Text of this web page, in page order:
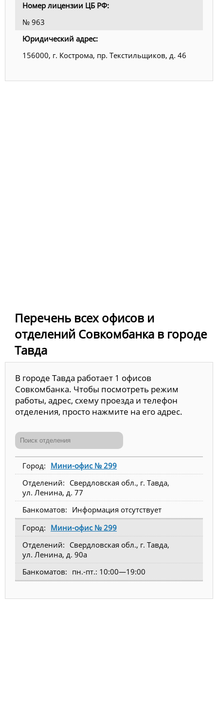
Номер лицензии ЦБ РФ:
№ 963
Юридический адрес:
156000, г. Кострома, пр. Текстильщиков, д. 46
Перечень всех офисов и
отделений Совкомбанка в городе
Тавда
В городе Тавда работает 1 офисов
Совкомбанка. Чтобы посмотреть режим
работы, адрес, схему проезда и телефон
отделения, просто нажмите на его адрес.
Мини-офис № 299
Свердловская обл., г. Тавда,
ул. Ленина, д. 77
Информация отсутствует
Мини-офис № 299
Свердловская обл., г. Тавда,
ул. Ленина, д. 90а
пн.-пт.: 10:00—19:00